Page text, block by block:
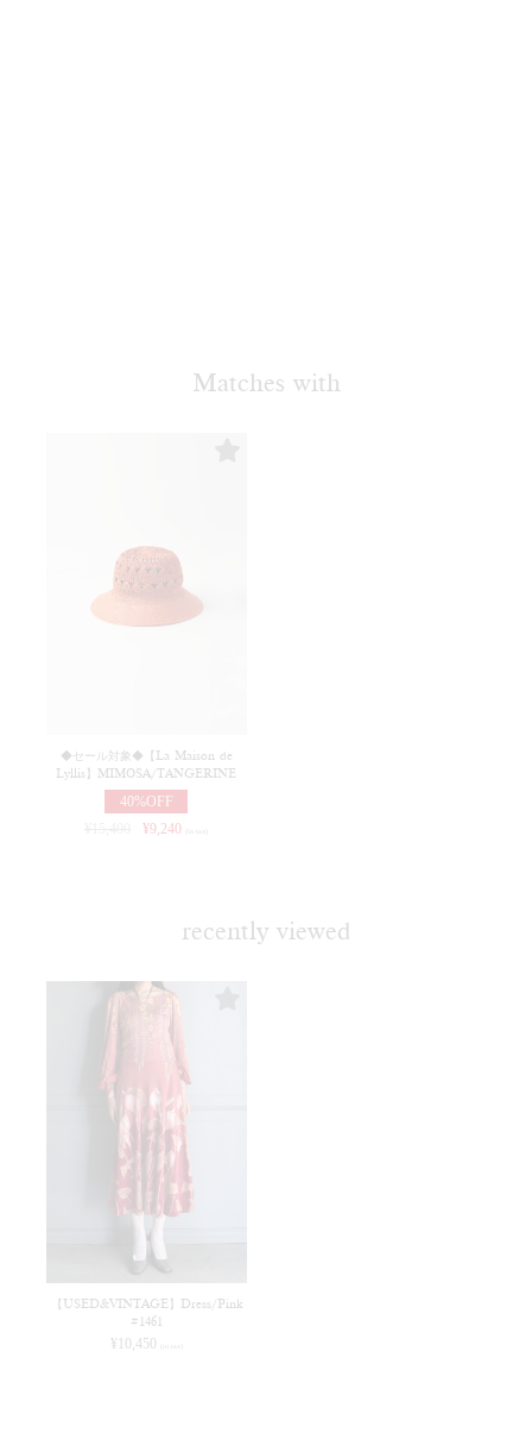
Matches with
◆セール対象◆【La Maison de
Lyllis】MIMOSA/TANGERINE
40%OFF
¥9,240 (in tax)
recently viewed
【USED&VINTAGE】Dress/Pink
#1461
¥ 10,450 (in tax)